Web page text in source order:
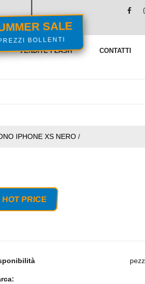
SALE
BOLLENTI
VENDITE FLASH CONTATTI
IPHONE XS NERO /
HOT PRICE